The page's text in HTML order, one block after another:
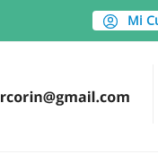
Mi